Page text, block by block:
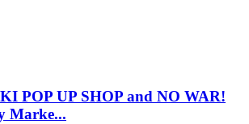
POP UP SHOP and NO WAR!
Marke...